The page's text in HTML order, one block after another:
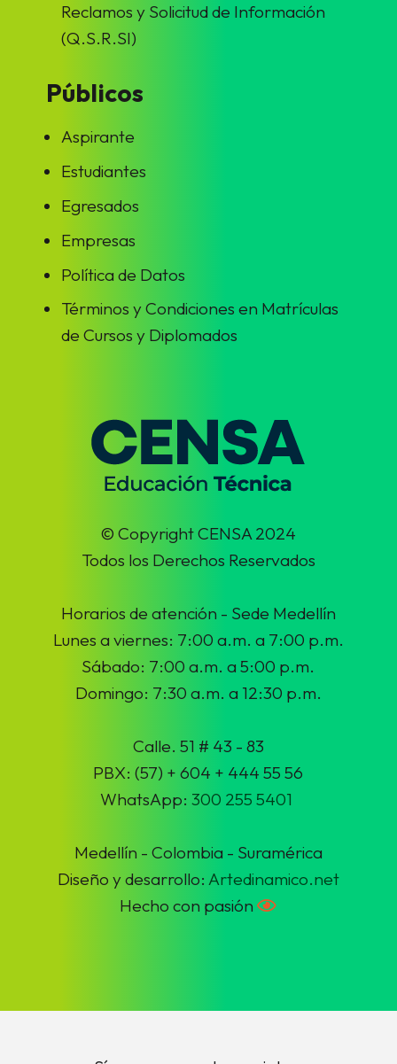
Reclamos y Solicitud de Información
(Q.S.R.SI)
Públicos
Aspirante
Estudiantes
Egresados
Empresas
Política de Datos
Términos y Condiciones en Matrículas
de Cursos y Diplomados
© Copyright CENSA 2024
Todos los Derechos Reservados
Horarios de atención - Sede Medellín
Lunes a viernes: 7:00 a.m. a 7:00 p.m.
Sábado: 7:00 a.m. a 5:00 p.m.
Domingo: 7:30 a.m. a 12:30 p.m.
Calle. 51 # 43 - 83
PBX: (57) + 604 + 444 55 56
WhatsApp:300 255 5401
Medellín - Colombia - Suramérica
Diseño y desarrollo: Artedinamico.net
Hecho con pasión